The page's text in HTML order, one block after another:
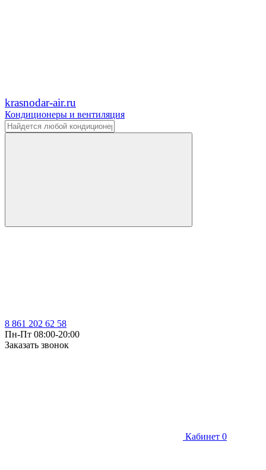
krasnodar-air.ru
Кондиционеры и вентиляция
8 861 202 62 58
Пн-Пт 08:00-20:00
Заказать звонок
Кабинет 0